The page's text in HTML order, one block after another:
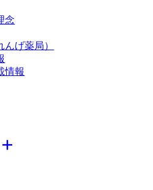
念
げ薬局）
情報